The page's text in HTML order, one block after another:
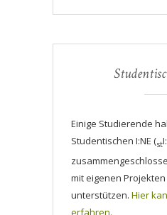
Einige Studierende
Studentischen I:NE (st
mit eigenen Projekten
unterstützen. Hier